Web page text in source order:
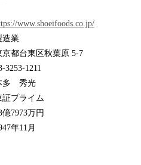
www.shoeifoods.co.jp/
造業
京都台東区秋葉原 5-7
3253-1211
多 秀光
証プライム
億7973万円
年11月